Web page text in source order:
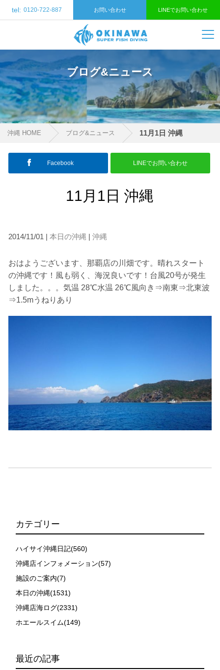
tel: 0120-722-887 お問い合わせ LINEでお問い合わせ
ブログ&ニュース
沖縄 HOME ブログ&ニュース 11月1日 沖縄
11月1日 沖縄
2014/11/01 | 本日の沖縄 | 沖縄
おはようございます、那覇店の川畑です。晴れスタート
の沖縄です！風も弱く、海況良いです！台風20号が発生
しました。。。気温 28℃水温 26℃風向き⇒南東⇒北東波
⇒1.5mうねりあり
カテゴリー
ハイサイ沖縄日記(560)
沖縄店インフォメーション(57)
施設のご案内(7)
本日の沖縄(1531)
沖縄店海ログ(2331)
ホエールスイム(149)
最近の記事
Facebook LINEでお問い合わせ
1.スイム開始の判断
クジラを発見した場合は、その時のクジラの様子や海況
を確認し、ガイドがスイム開始可能と判断した場合にの
みエントリーを行います。
3.クジラとの距離と泳ぎ方
クジラの観察は水面からのみとし、素潜りは禁止としま
す。クジラによっては、人が近くを泳ぐことを嫌い、逃
げてしまう場合があります。そのため、原則として緊急
スイムが実施できるよう努めます。しかし、万が一海に
エントリーできなかった場合や、クジラを発見できなか
承ください。
5.海況について
沖縄の1月～3月は、季節的に海が穏やかな日は多くあり
ません。そのため、多少の波やうねりがある中でスノー
のない方、また船酔いしやすい方は、ご自身で事前に十
分な対策をお願いいたします。
が本ツアーに参加できるレベルに達していないと判断し